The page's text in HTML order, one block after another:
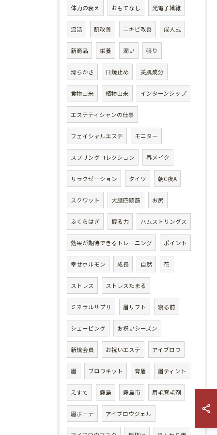
体力の衰え おもてなし 光電子繊維
温活 肌改善 ニキビ改善 成人式
新商品 栄養 潤い 張り
滑らかさ 日焼止め 美肌成分
食物由来 植物由来 インターンシップ
エステティシャンの仕事
フェイシャルエステ モニター
スプリングコレクション 春メイク
リラクゼーション タイツ 朝C夜A
スクワット 大腿四頭筋 お尻
ふくらはぎ 握る力 ハムストリングス
効果が期待できるトレーニング ポイント
幸せホルモン 成長 自然 花
ストレス ストレスたまる
ミネラルサプリ 眉リフト 寝る前
シェービング お祝いシーズン
新規会員 お祝いエステ アイブロウ
眉 ブロウキット 育眉 眉ティント
えすて 霧島 霧島市 眉毛育毛剤
眉ボーテ アイブロウジェル